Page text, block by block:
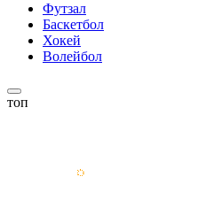
Футзал
Баскетбол
Хокей
Волейбол
топ